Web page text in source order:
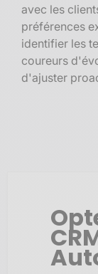
avec les
préférences
identifier les
coureurs
d'ajuster